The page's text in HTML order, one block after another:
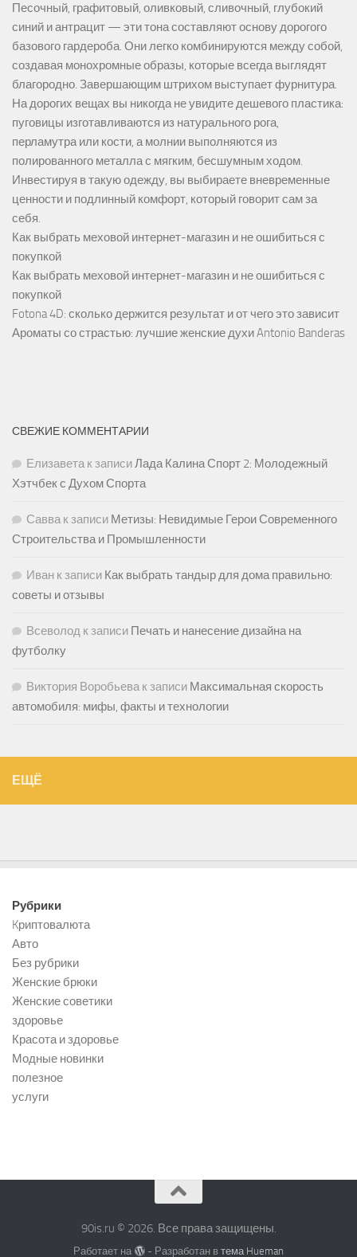
Песочный, графитовый, оливковый, сливочный, глубокий
синий и антрацит — эти тона составляют основу дорогого
базового гардероба. Они легко комбинируются между собой,
создавая монохромные образы, которые всегда выглядят
благородно. Завершающим штрихом выступает фурнитура.
На дорогих вещах вы никогда не увидите дешевого пластика:
пуговицы изготавливаются из натурального рога,
перламутра или кости, а молнии выполняются из
полированного металла с мягким, бесшумным ходом.
Инвестируя в такую одежду, вы выбираете вневременные
ценности и подлинный комфорт, который говорит сам за
себя.
Как выбрать меховой интернет-магазин и не ошибиться с
покупкой
Как выбрать меховой интернет-магазин и не ошибиться с
покупкой
Fotona 4D: сколько держится результат и от чего это зависит
Ароматы со страстью: лучшие женские духи Antonio Banderas
СВЕЖИЕ КОММЕНТАРИИ
Елизаветак записиЛада Калина Спорт 2: Молодежный
Хэтчбек с Духом Спорта
Саввак записи Метизы: Невидимые Герои Современного
Строительства и Промышленности
Иван к записи Как выбрать тандыр для дома правильно:
советы и отзывы
Всеволод к записи Печать и нанесение дизайна на
футболку
Виктория Воробьевак записи Максимальная скорость
автомобиля: мифы, факты и технологии
ЕЩЁ
Рубрики
Kриптовалюта
Авто
Без рубрики
Женские брюки
Женские советики
здоровье
Красота и здоровье
Модные новинки
полезное
услуги
90is.ru © 2026. Все права защищены.
Работает на - Разработан в тема Hueman